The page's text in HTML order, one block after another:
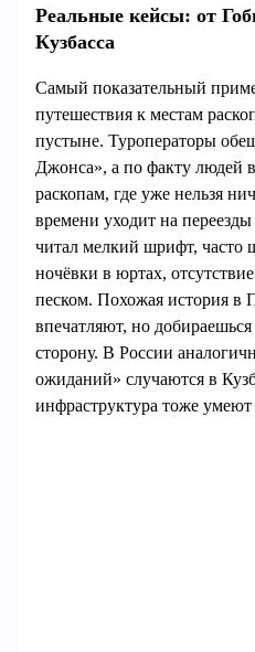
Реальные кейсы: от
Кузбасса
Самый показательный
путешествия к местам
пустыне. Туроператоры
Джонса», а по факту людей
раскопам, где уже нельзя
времени уходит на
читал мелкий шрифт, часто
ночёвки в юртах,
песком. Похожая история в
впечатляют, но
сторону. В России
ожиданий» случаются в
инфраструктура тоже